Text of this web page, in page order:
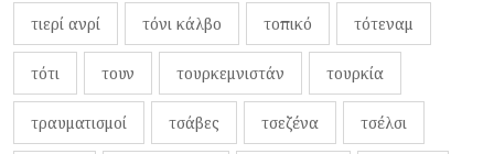
τιερί ανρί τόνι κάλβο τοπικό τότεναμ
τότι τουν τουρκεμνιστάν τουρκία
τραυματισμοί τσάβες τσεζένα τσέλσι